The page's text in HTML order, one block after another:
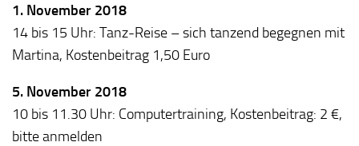
1. November 2018
14 bis 15 Uhr: Tanz-Reise – sich tanzend begegnen mit
Martina, Kostenbeitrag 1,50 Euro
5. November 2018
10 bis 11.30 Uhr: Computertraining, Kostenbeitrag: 2 €,
bitte anmelden